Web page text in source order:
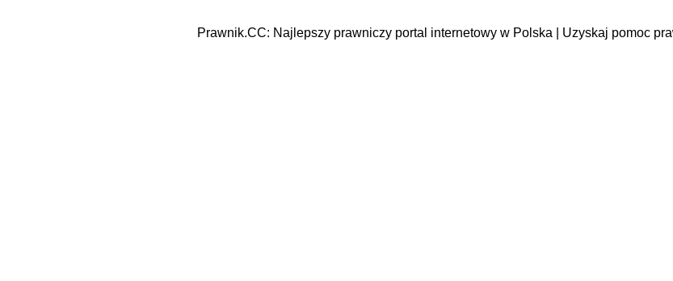
Prawnik.CC: Najlepszy prawniczy portal internetowy w Polska | Uzyskaj pomoc